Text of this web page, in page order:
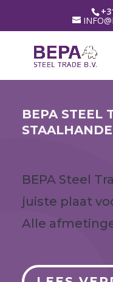
BEPA STEEL
BEPA Steel
juiste plaat
Alle